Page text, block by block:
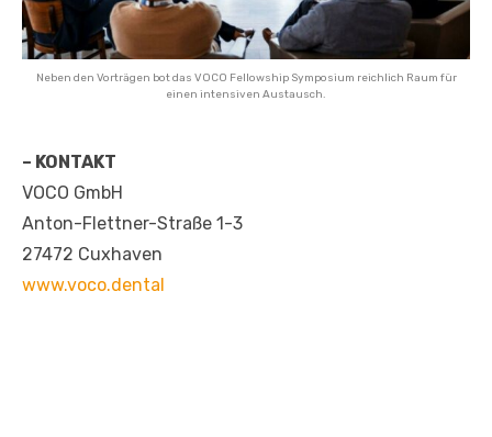
Neben den Vorträgen bot das VOCO Fellowship Symposium reichlich Raum für
einen intensiven Austausch.
– KONTAKT
VOCO GmbH
Anton-Flettner-Straße 1-3
27472 Cuxhaven
www.voco.dental